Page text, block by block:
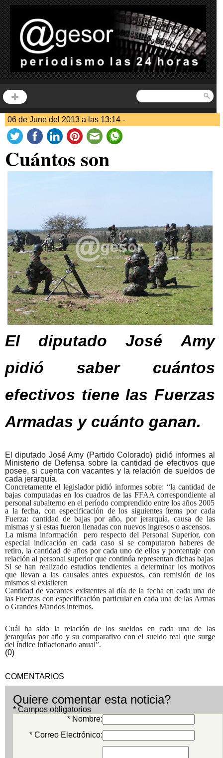
06 de June del 2013 a las 13:14 -
Cuántos son
El diputado José Amy
pidió saber cuántos
efectivos tiene las Fuerzas
Armadas y cuánto ganan.
El diputado José Amy (Partido Colorado) pidió informes al
Ministerio de Defensa sobre la cantidad de efectivos que
posee, si cuenta con vacantes y la relación de sueldos de
cada jerarquía.
Concretamente el legislador pidió informes sobre: “la cantidad de
bajas computadas en los cuadros de las FFAA correspondiente al
personal subalterno en el período comprendido entre los años 2005
a la fecha, con especificación de los siguientes ítems por cada
Fuerza: cantidad de bajas por año, por jerarquía, causa de las
mismas y si estas fueron llenadas con nuevos ingresos o ascensos.
La misma información pero respecto del Personal Superior, con
especial indicación en cada caso si se computaron haberes de
retiro, la cantidad de años por cada uno de ellos y porcentaje con
relación al personal superior que continúa representan dichas bajas
Si se han realizado estudios tendientes a determinar los motivos
que llevan a las causales antes expuestos, con remisión de los
mismos si existieren
Cantidad de vacantes existentes al día de la fecha en cada una de
las Fuerzas con especificación particular en cada una de las Armas
o Grandes Mandos internos.
Cuál ha sido la relación de los sueldos en cada una de las
jerarquías por año y su comparativo con el sueldo real que surge
del índice inflacionario anual”.
(0)
COMENTARIOS
Quiere comentar esta noticia?
* Campos obligatorios
* Nombre:
* Correo Electrónico: